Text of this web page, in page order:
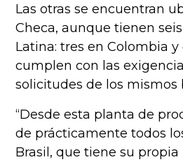
Las otras se encuentran
Checa, aunque tienen
Latina: tres en Colombia
cumplen con las
solicitudes de los mismos
“Desde esta planta de
de prácticamente todos
Brasil, que tiene su